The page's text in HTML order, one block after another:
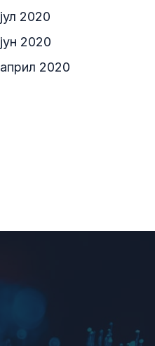
јул 2020
јун 2020
април 2020